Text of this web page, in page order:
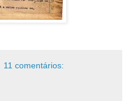
11 comentários: